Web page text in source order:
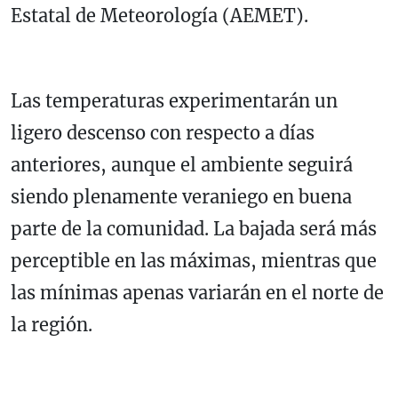
Estatal de Meteorología (AEMET).
Las temperaturas experimentarán un
ligero descenso con respecto a días
anteriores, aunque el ambiente seguirá
siendo plenamente veraniego en buena
parte de la comunidad. La bajada será más
perceptible en las máximas, mientras que
las mínimas apenas variarán en el norte de
la región.